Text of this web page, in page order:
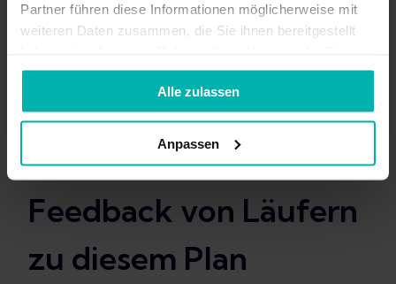
Partner führen diese Informationen möglicherweise mit
weiteren Daten zusammen, die Sie ihnen bereitgestellt
gesammelt haben.
Alle zulassen
Anpassen
Feedback von Läufern
zu diesem Plan